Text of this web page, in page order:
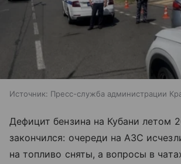
Источник: Пресс-служба администрации
Дефицит бензина на Кубани летом
закончился: очереди на АЗС
на топливо сняты, а вопросы в